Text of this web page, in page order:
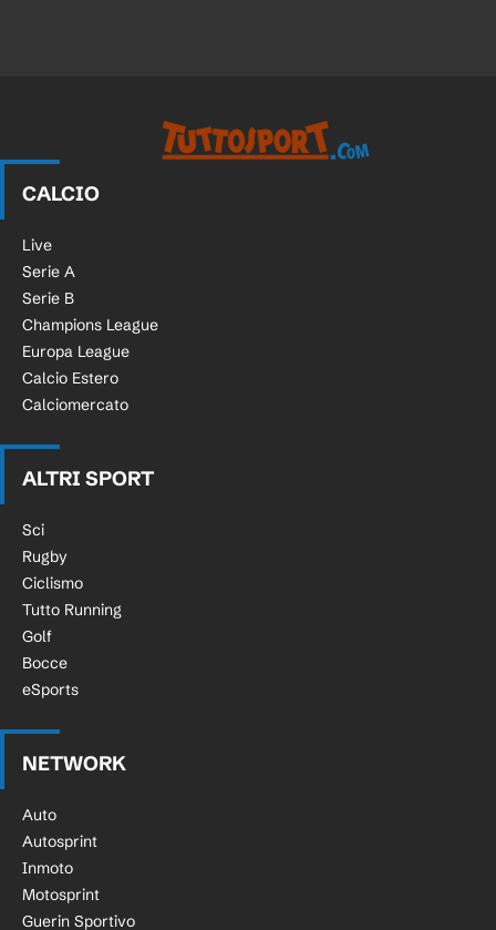
CALCIO
Live
Serie A
Serie B
Champions League
Europa League
Calcio Estero
Calciomercato
ALTRI SPORT
Sci
Rugby
Ciclismo
Tutto Running
Golf
Bocce
eSports
NETWORK
Auto
Autosprint
Inmoto
Motosprint
Guerin Sportivo